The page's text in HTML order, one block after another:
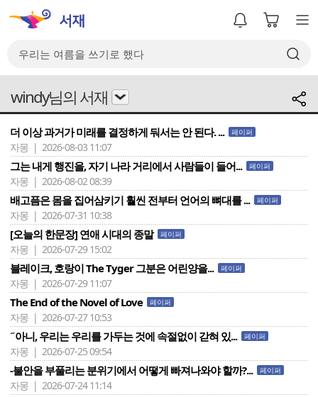
windy님의 서재
더 이상 과거가 미래를 결정하게 둬서는 안 된다. ... 페이퍼
자몽 | 2026-08-03 11:07
그는 내게 행진을, 자기 나라 거리에서 사람들이 들어... 페이퍼
자몽 | 2026-08-02 08:39
배고픔은 몸을 집어삼키기 훨씬 전부터 언어의 뼈대를 ... 페이퍼
자몽 | 2026-07-31 10:38
[오늘의 한문장] 연애 시대의 종말 페이퍼
자몽 | 2026-07-29 15:02
블레이크, 호랑이 The Tyger 그분은 어린양을... 페이퍼
자몽 | 2026-07-29 11:07
The End of the Novel of Love 페이퍼
자몽 | 2026-07-27 10:53
˝아니, 우리는 우리를 가두는 것에 속절없이 갇혀 있... 페이퍼
자몽 | 2026-07-25 09:54
-불안을 부풀리는 분위기에서 어떻게 빠져나와야 할까?... 페이퍼
자몽 | 2026-07-24 11:14